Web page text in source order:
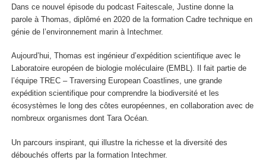
Dans ce nouvel épisode du podcast Faitescale, Justine donne la
parole à Thomas, diplômé en 2020 de la formation Cadre technique en
génie de l’environnement marin à Intechmer.
Aujourd’hui, Thomas est ingénieur d’expédition scientifique avec le
Laboratoire européen de biologie moléculaire (EMBL). Il fait partie de
l’équipe TREC – Traversing European Coastlines, une grande
expédition scientifique pour comprendre la biodiversité et les
écosystèmes le long des côtes européennes, en collaboration avec de
nombreux organismes dont Tara Océan.
Un parcours inspirant, qui illustre la richesse et la diversité des
débouchés offerts par la formation Intechmer.